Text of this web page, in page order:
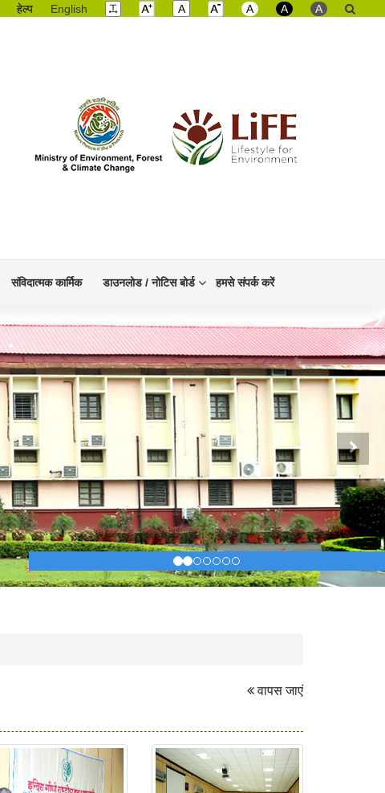
हेल्प English A A A A
संविदात्मक कार्मिक डाउनलोड / नोटिस बोर्ड हमसे संपर्क करें
वापस जाएं